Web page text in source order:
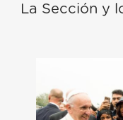
La Sección y